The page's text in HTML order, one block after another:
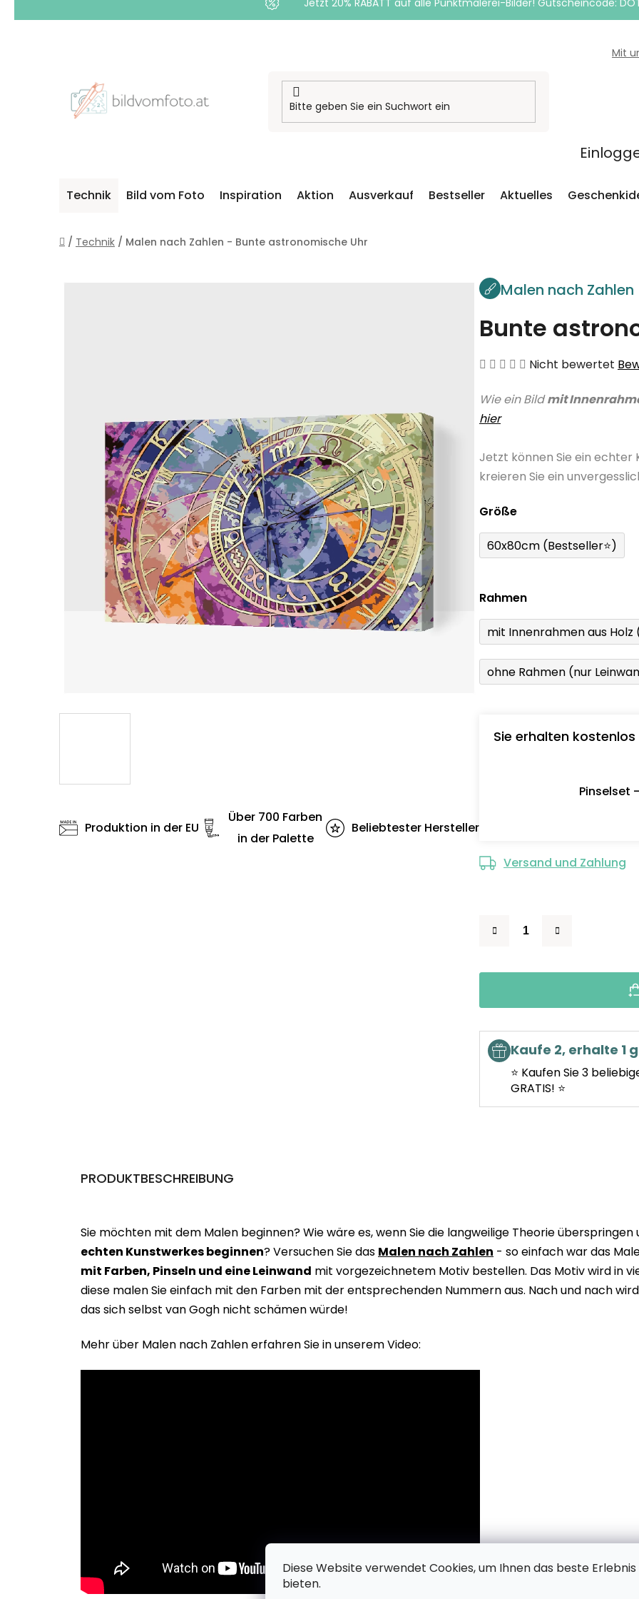
Diese Website verwendet Cookies, um Ihnen das beste Erlebnis
bieten.
Jetzt 20% RABATT auf alle Punktmalerei-Bilder! Gutscheincode:
Mit
Technik Bild vom Foto Inspiration Aktion Ausverkauf Bestseller Aktuelles
Startseite
/ Technik / Malen nach Zahlen - Bunte astronomische Uhr
Malen nach Zahlen
Bunte
Die
Produktbewertung
von
5
Nicht bewertet
Wie ein Bildmit
hier
Jetzt können Sie ein echter
kreieren Sie ein
Größe
60x80cm (Bestseller⭐)
Rahmen
mit Innenrahmen aus
ohne Rahmen (nur
Sie erhalten kostenlos
Pinselset
Versand und Zahlung
Kaufe 2, erhalte 1
⭐ Kaufen Sie 3
GRATIS! ⭐
Produktion in der EU
Über 700 Farben
in der Palette
Beliebtester Hersteller
PRODUKTBESCHREIBUNG
Sie möchten mit dem Malen beginnen? Wie wäre es, wenn Sie die langweilige Theorie überspringen
echten Kunstwerkes beginnen? Versuchen Sie das Malen nach Zahlen - so einfach war das
mit Farben, Pinseln und eine Leinwand mit vorgezeichnetem Motiv bestellen. Das Motiv wird in
diese malen Sie einfach mit den Farben mit der entsprechenden Nummern aus. Nach und nach
das sich selbst van Gogh nicht schämen würde!
Mehr über Malen nach Zahlen erfahren Sie in unserem Video: